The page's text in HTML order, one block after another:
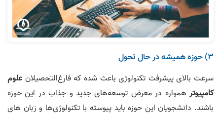
۳) حوزه همیشه‌ در حال تحول
سرعت بالای پیشرفت تکنولوژی باعث شده که فارغ‌التحصیلان علوم
کامپیوتر همواره در معرض توسعه‌های جدید و جذاب در این حوزه
باشند. دانشجویان این حوزه باید پیوسته با تکنولوژی‌ها و زبان‌ های